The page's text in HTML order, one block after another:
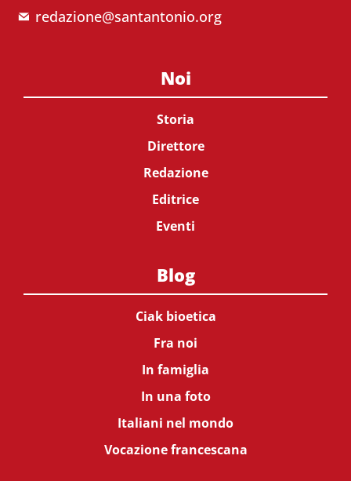
redazione@santantonio.org
Noi
Storia
Direttore
Redazione
Editrice
Eventi
Blog
Ciak bioetica
Fra noi
In famiglia
In una foto
Italiani nel mondo
Vocazione francescana